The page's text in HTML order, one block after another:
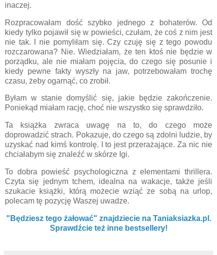
inaczej.
Rozpracowałam dość szybko jednego z bohaterów. Od
kiedy tylko pojawił się w powieści, czułam, że coś z nim jest
nie tak. I nie pomyliłam się. Czy czuję się z tego powodu
rozczarowana? Nie. Wiedziałam, że ten ktoś nie będzie w
porządku, ale nie miałam pojęcia, do czego się posunie i
kiedy pewne fakty wyszły na jaw, potrzebowałam trochę
czasu, żeby ogarnąć, co zrobił.
Byłam w stanie domyślić się, jakie będzie zakończenie.
Poniekąd miałam rację, choć nie wszystko się sprawdziło.
Ta książka zwraca uwagę na to, do czego może
doprowadzić strach. Pokazuje, do czego są zdolni ludzie, by
uzyskać nad kimś kontrolę. I to jest przerażające. Za nic nie
chciałabym się znaleźć w skórze Igi.
To dobra powieść psychologiczna z elementami thrillera.
Czyta się jednym tchem, idealna na wakacje, także jeśli
szukacie książki, którą możecie wziąć ze sobą na urlop,
polecam tę pozycję Waszej uwadze.
"Będziesz tego żałować" znajdziecie na Taniaksiazka.pl.
Sprawdźcie też inne bestsellery!